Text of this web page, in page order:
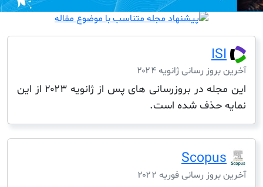
رسانی ژانویه ۲۰۲۴
این مجله در بروزرسانی های پس از ژانویه ۲۰۲۳ از این
حذف شده است.
رسانی فوریه ۲۰۲۲